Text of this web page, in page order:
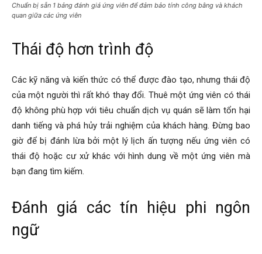
Chuẩn bị sẵn 1 bảng đánh giá ứng viên để đảm bảo tính công bằng và khách
quan giữa các ứng viên
Thái độ hơn trình độ
Các kỹ năng và kiến thức có thể được đào tạo, nhưng thái độ
của một người thì rất khó thay đổi. Thuê một ứng viên có thái
độ không phù hợp với tiêu chuẩn dịch vụ quán sẽ làm tổn hại
danh tiếng và phá hủy trải nghiệm của khách hàng. Đừng bao
giờ để bị đánh lừa bởi một lý lịch ấn tượng nếu ứng viên có
thái độ hoặc cư xử khác với hình dung về một ứng viên mà
bạn đang tìm kiếm.
Đánh giá các tín hiệu phi ngôn
ngữ